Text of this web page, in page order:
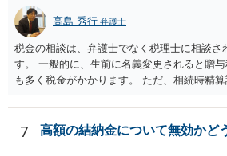
高島 秀行 弁護士
税金の相談は、弁護士でなく税理士に相談さ
す。 一般的に、生前に名義変更されると贈
も多く税金がかかります。 ただ、相続時精
ういう場合にどれくらい税金がかかるか計算
針を取るか決められたらよいと思います。
7 高額の結納金について無効かど